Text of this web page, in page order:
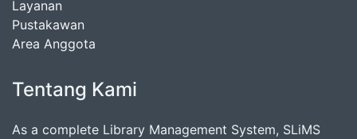
Layanan
Pustakawan
Area Anggota
Tentang Kami
As a complete Library Management System, SLiMS